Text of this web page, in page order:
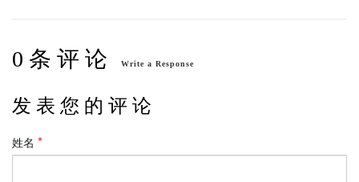
0 条 评 论 Write a Response
发 表 您 的 评 论
姓名